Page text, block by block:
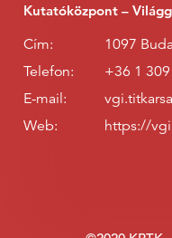
Kutatóközpont –
Cím:
1097
Telefon:
+36 1
E-mail:
Web:
https://